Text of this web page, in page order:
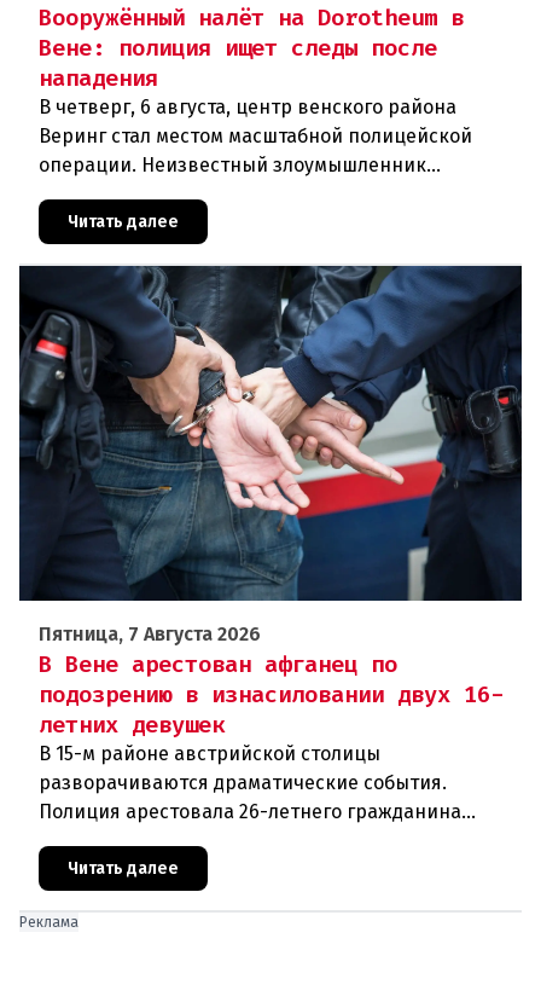
Вооружённый налёт на Dorotheum в
Вене: полиция ищет следы после
нападения
В четверг, 6 августа, центр венского района
Веринг стал местом масштабной полицейской
операции. Неизвестный злоумышленник
совершил вооружённое нападение на филиал
знаменитого аукционного дома Dorotheu
Читать далее
Пятница, 7 Августа 2026
В Вене арестован афганец по
подозрению в изнасиловании двух 16-
летних девушек
В 15-м районе австрийской столицы
разворачиваются драматические события.
Полиция арестовала 26-летнего гражданина
Афганистана по подозрению в изнасиловании
двух 16-летних девушек.Вызов полиции и задер
Читать далее
Реклама